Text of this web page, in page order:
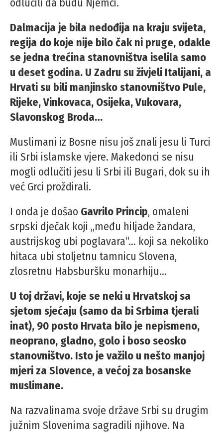
odlučili da budu Njemci.
Dalmacija je bila nedođija na kraju svijeta,
regija do koje nije bilo čak ni pruge, odakle
se jedna trećina stanovništva iselila samo
u deset godina. U Zadru su živjeli Italijani, a
Hrvati su bili manjinsko stanovništvo Pule,
Rijeke, Vinkovaca, Osijeka, Vukovara,
Slavonskog Broda…
Muslimani iz Bosne nisu još znali jesu li Turci
ili Srbi islamske vjere. Makedonci se nisu
mogli odlučiti jesu li Srbi ili Bugari, dok su ih
već Grci proždirali.
I onda je došao Gavrilo Princip, omaleni
srpski dječak koji „među hiljade žandara,
austrijskog ubi poglavara“… koji sa nekoliko
hitaca ubi stoljetnu tamnicu Slovena,
zlosretnu Habsburšku monarhiju…
U toj državi, koje se neki u Hrvatskoj sa
sjetom sjećaju (samo da bi Srbima tjerali
inat), 90 posto Hrvata bilo je nepismeno,
neoprano, gladno, golo i boso seosko
stanovništvo. Isto je važilo u nešto manjoj
mjeri za Slovence, a većoj za bosanske
muslimane.
Na razvalinama svoje države Srbi su drugim
južnim Slovenima sagradili njihove. Na